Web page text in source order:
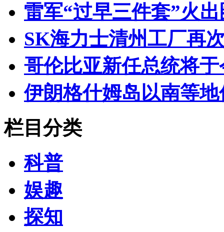
雷军“过早三件套”火
SK海力士清州工厂再
哥伦比亚新任总统将
伊朗格什姆岛以南等
栏目分类
科普
娱趣
探知